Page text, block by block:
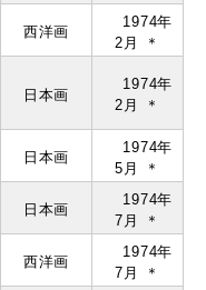
⻄洋画
1974年
2月 ＊
⽇本画
1974年
2月 ＊
⽇本画
1974年
5月 ＊
⽇本画
1974年
7月 ＊
⻄洋画
1974年
7月 ＊